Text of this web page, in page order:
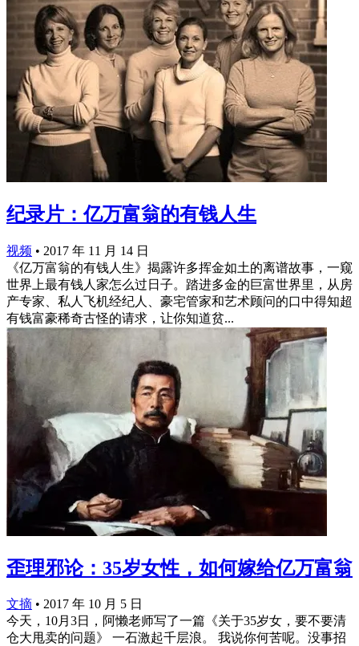
纪录片：亿万富翁的有钱人生
视频 • 2017 年 11 月 14 日
《亿万富翁的有钱人生》揭露许多挥金如土的离谱故事，一窥
世界上最有钱人家怎么过日子。踏进多金的巨富世界里，从房
产专家、私人飞机经纪人、豪宅管家和艺术顾问的口中得知超
有钱富豪稀奇古怪的请求，让你知道贫...
歪理邪论：35岁女性，如何嫁给亿万富翁
文摘 • 2017 年 10 月 5 日
今天，10月3日，阿懒老师写了一篇《关于35岁女，要不要清
仓大甩卖的问题》 一石激起千层浪。 我说你何苦呢。没事招